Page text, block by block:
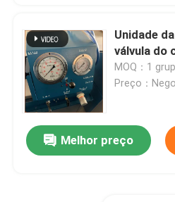
Unidade
válvula do
MOQ：1
Preço：
Melhor preço